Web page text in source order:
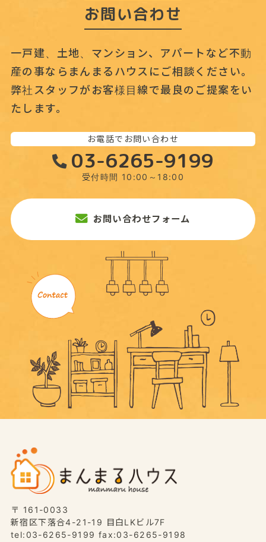
お問い合わせ
一戸建、土地、マンション、アパートなど不動
産の事なら まんまるハウスにご相談ください。
弊社スタッフがお客様目線で最良のご提案をい
たします。
お電話でお問い合わせ
03-6265-9199
受付時間 10:00～18:00
お問い合わせフォーム
〒 161-0033
新宿区下落合4-21-19 目白LKビル7F
tel:03-6265-9199 fax:03-6265-9198